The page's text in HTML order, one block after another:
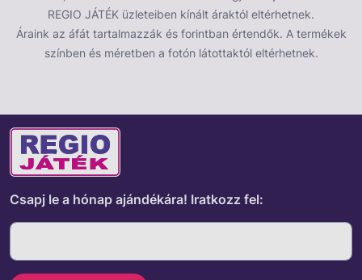
traktorvezető kertészfigura a csomagban
anyag: ABS műanyag
ajánlott életkor: 4 éves kortól
méretek: 32,7 × 10,7 × 12,5 cm
Figyelmeztetés
REGIO JÁTÉK üzleteiben kínált áraktól eltérhetnek.
Áraink az áfát tartalmazzák és forintban értendők. A termékek
színben és méretben a fotón látottaktól eltérhetnek.
Csapj le a hónap ajándékára! Iratkozz fel: